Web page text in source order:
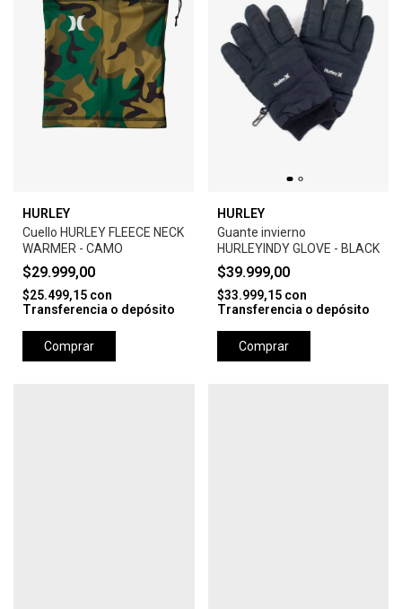
HURLEY
Cuello HURLEY FLEECE NECK
WARMER - CAMO
$29.999,00
$25.499,15 con
Transferencia o depósito
Comprar
HURLEY
Guante invierno
HURLEYINDY GLOVE - BLACK
$39.999,00
$33.999,15 con
Transferencia o depósito
Comprar